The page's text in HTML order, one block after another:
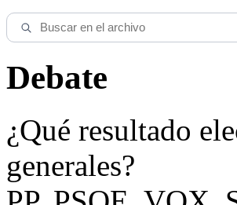
Debate
¿Qué resultado
generales?